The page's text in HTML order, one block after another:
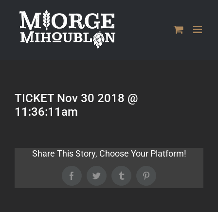
contenu
TICKET Nov 30 2018 @
11:36:11am
Share This Story, Choose Your Platform!
FacebookTwitter Tumblr